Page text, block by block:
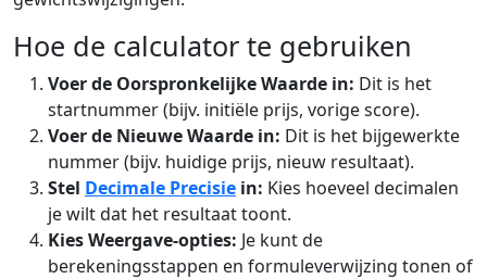
Hoe de calculator te gebruiken
Voer de Oorspronkelijke Waarde in: Dit is het
startnummer (bijv. initiële prijs, vorige score).
Voer de Nieuwe Waarde in: Dit is het bijgewerkte
nummer (bijv. huidige prijs, nieuw resultaat).
Stel Decimale Precisie in: Kies hoeveel decimalen
je wilt dat het resultaat toont.
Kies Weergave-opties: Je kunt de
berekeningsstappen en formuleverwijzing tonen of